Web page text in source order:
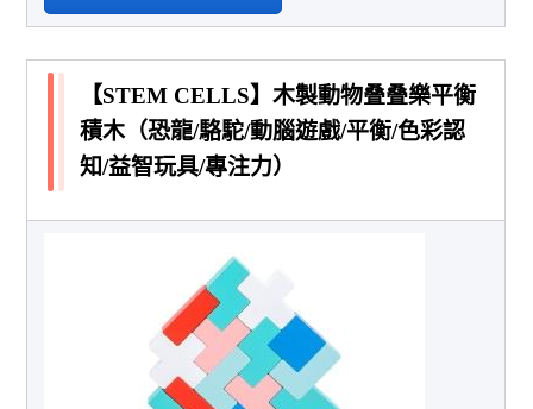
【STEM CELLS】木製動物叠叠樂平衡
積木（恐龍/駱駝/動腦遊戲/平衡/色彩認
知/益智玩具/專注力）